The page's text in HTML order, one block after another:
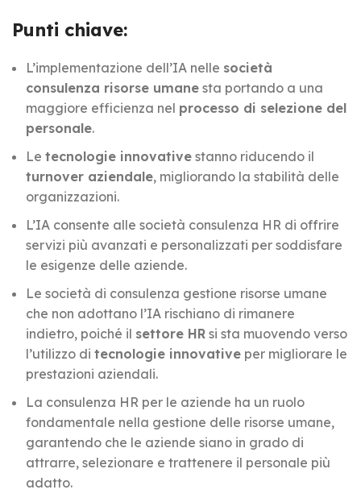
Punti chiave:
L’implementazione dell’IA nelle società
consulenza risorse umane sta portando a una
maggiore efficienza nel processo di selezione del
personale.
Le tecnologie innovative stanno riducendo il
turnover aziendale, migliorando la stabilità delle
organizzazioni.
L’IA consente alle società consulenza HR di offrire
servizi più avanzati e personalizzati per soddisfare
le esigenze delle aziende.
Le società di consulenza gestione risorse umane
che non adottano l’IA rischiano di rimanere
indietro, poiché il settore HR si sta muovendo verso
l’utilizzo di tecnologie innovative per migliorare le
prestazioni aziendali.
La consulenza HR per le aziende ha un ruolo
fondamentale nella gestione delle risorse umane,
garantendo che le aziende siano in grado di
attrarre, selezionare e trattenere il personale più
adatto.